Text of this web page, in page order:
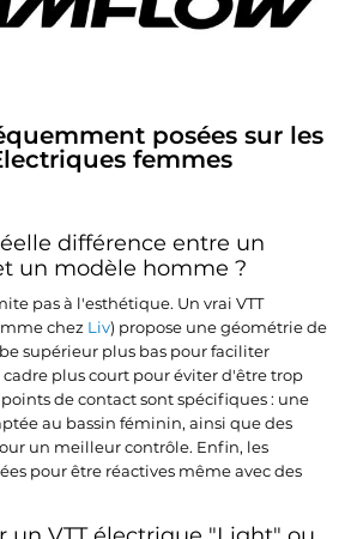
posées sur les
femmes
différence entre un
un modèle homme ?
pas à l'esthétique. Un vrai VTT
chez Liv) propose une géométrie de
supérieur plus bas pour faciliter
plus court pour éviter d'être trop
de contact sont spécifiques : une
au bassin féminin, ainsi que des
un meilleur contrôle. Enfin, les
pour être réactives même avec des